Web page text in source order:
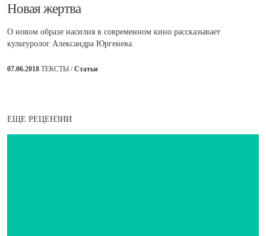
​Новая жертва
О новом образе насилия в современном кино рассказывает
культуролог Александра Юргенева.
07.06.2018 ТЕКСТЫ /Статьи
ЕЩЕ РЕЦЕНЗИИ